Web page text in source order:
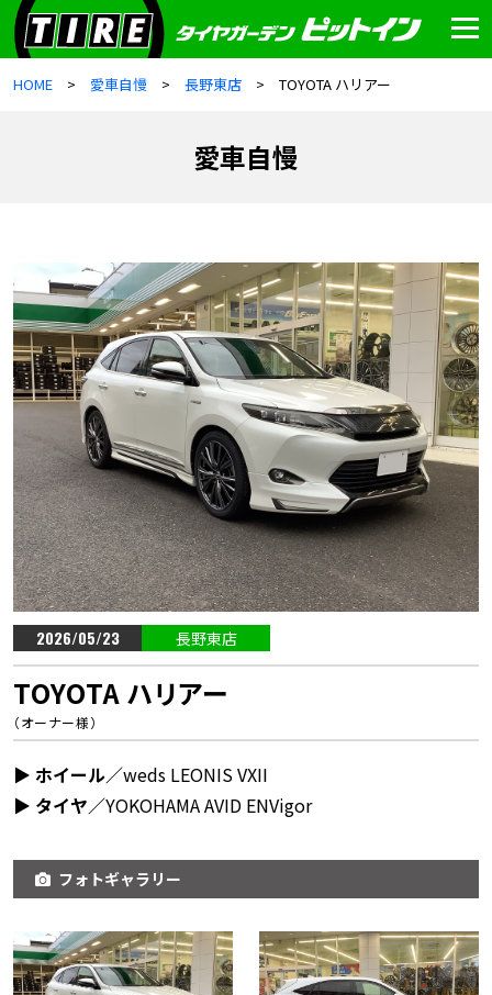
HOME 愛車自慢 長野東店 TOYOTA ハリアー
愛車自慢
2026/05/23 長野東店
TOYOTA ハリアー
（オーナー様）
▶︎ ホイール／weds LEONIS VXII
▶︎ タイヤ／YOKOHAMA AVID ENVigor
フォトギャラリー